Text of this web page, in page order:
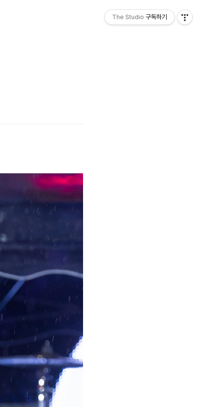
The Studio 구독하기